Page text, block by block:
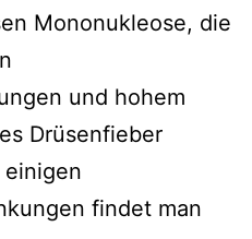
Mononukleose, die
und hohem
Drüsenfieber
findet man